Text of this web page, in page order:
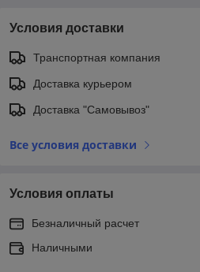
Условия доставки
Транспортная компания
Доставка курьером
Доставка "Самовывоз"
Все условия доставки
Условия оплаты
Безналичный расчет
Наличными